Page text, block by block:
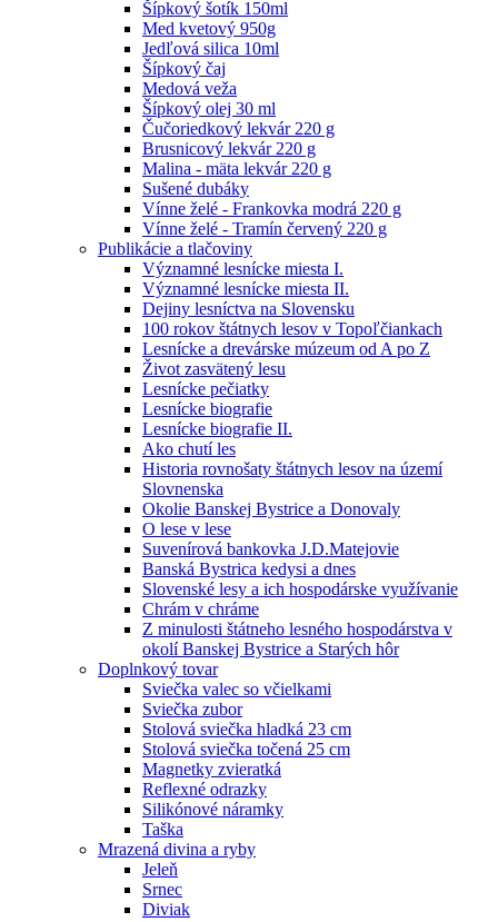
Šípkový šotík 150ml
Med kvetový 950g
Jedľová silica 10ml
Šípkový čaj
Medová veža
Šípkový olej 30 ml
Čučoriedkový lekvár 220 g
Brusnicový lekvár 220 g
Malina - mäta lekvár 220 g
Sušené dubáky
Vínne želé - Frankovka modrá 220 g
Vínne želé - Tramín červený 220 g
Publikácie a tlačoviny
Významné lesnícke miesta I.
Významné lesnícke miesta II.
Dejiny lesníctva na Slovensku
100 rokov štátnych lesov v Topoľčiankach
Lesnícke a drevárske múzeum od A po Z
Život zasvätený lesu
Lesnícke pečiatky
Lesnícke biografie
Lesnícke biografie II.
Ako chutí les
Historia rovnošaty štátnych lesov na území
Slovnenska
Okolie Banskej Bystrice a Donovaly
O lese v lese
Suvenírová bankovka J.D.Matejovie
Banská Bystrica kedysi a dnes
Slovenské lesy a ich hospodárske využívanie
Chrám v chráme
Z minulosti štátneho lesného hospodárstva v
okolí Banskej Bystrice a Starých hôr
Doplnkový tovar
Sviečka valec so včielkami
Sviečka zubor
Stolová sviečka hladká 23 cm
Stolová sviečka točená 25 cm
Magnetky zvieratká
Reflexné odrazky
Silikónové náramky
Taška
Mrazená divina a ryby
Jeleň
Srnec
Diviak